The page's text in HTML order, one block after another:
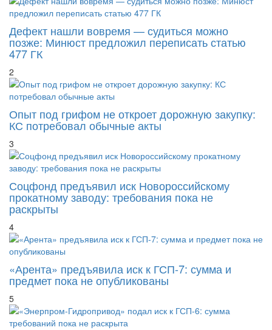
Дефект нашли вовремя — судиться можно
позже: Минюст предложил переписать статью
477 ГК
2
Опыт под грифом не откроет дорожную закупку:
КС потребовал обычные акты
3
Соцфонд предъявил иск Новороссийскому
прокатному заводу: требования пока не
раскрыты
4
«Арента» предъявила иск к ГСП-7: сумма и
предмет пока не опубликованы
5